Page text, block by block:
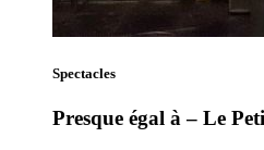
Spectacles
Presque égal à – Le